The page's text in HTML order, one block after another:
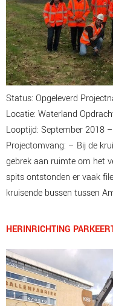
Status: Opgeleverd
Locatie: Waterland
Looptijd: September 2018
Projectomvang: – Bij de
gebrek aan ruimte om het
spits ontstonden er vaak
kruisende bussen tussen
HERINRICHTING